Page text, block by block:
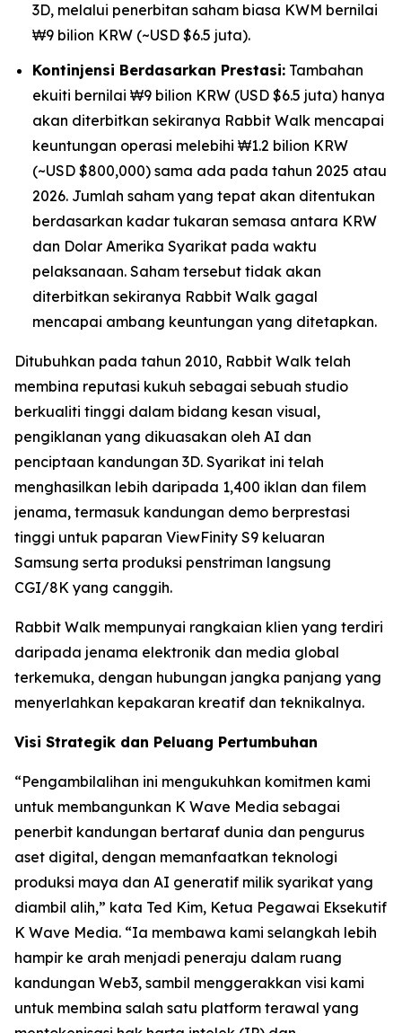
3D, melalui penerbitan saham biasa KWM bernilai
₩9 bilion KRW (~USD $6.5 juta).
Kontinjensi Berdasarkan Prestasi: Tambahan
ekuiti bernilai ₩9 bilion KRW (USD $6.5 juta) hanya
akan diterbitkan sekiranya Rabbit Walk mencapai
keuntungan operasi melebihi ₩1.2 bilion KRW
(~USD $800,000) sama ada pada tahun 2025 atau
2026. Jumlah saham yang tepat akan ditentukan
berdasarkan kadar tukaran semasa antara KRW
dan Dolar Amerika Syarikat pada waktu
pelaksanaan. Saham tersebut tidak akan
diterbitkan sekiranya Rabbit Walk gagal
mencapai ambang keuntungan yang ditetapkan.
Ditubuhkan pada tahun 2010, Rabbit Walk telah
membina reputasi kukuh sebagai sebuah studio
berkualiti tinggi dalam bidang kesan visual,
pengiklanan yang dikuasakan oleh AI dan
penciptaan kandungan 3D. Syarikat ini telah
menghasilkan lebih daripada 1,400 iklan dan filem
jenama, termasuk kandungan demo berprestasi
tinggi untuk paparan ViewFinity S9 keluaran
Samsung serta produksi penstriman langsung
CGI/8K yang canggih.
Rabbit Walk mempunyai rangkaian klien yang terdiri
daripada jenama elektronik dan media global
terkemuka, dengan hubungan jangka panjang yang
menyerlahkan kepakaran kreatif dan teknikalnya.
Visi Strategik dan Peluang Pertumbuhan
“Pengambilalihan ini mengukuhkan komitmen kami
untuk membangunkan K Wave Media sebagai
penerbit kandungan bertaraf dunia dan pengurus
aset digital, dengan memanfaatkan teknologi
produksi maya dan AI generatif milik syarikat yang
diambil alih,” kata Ted Kim, Ketua Pegawai Eksekutif
K Wave Media. “Ia membawa kami selangkah lebih
hampir ke arah menjadi peneraju dalam ruang
kandungan Web3, sambil menggerakkan visi kami
untuk membina salah satu platform terawal yang